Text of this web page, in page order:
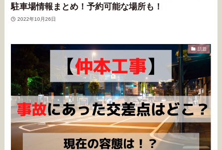
駐車場情報まとめ！予約可能な場所も！
2022年10月26日
話題